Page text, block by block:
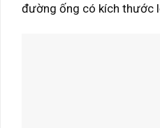
đường ống có kích thước